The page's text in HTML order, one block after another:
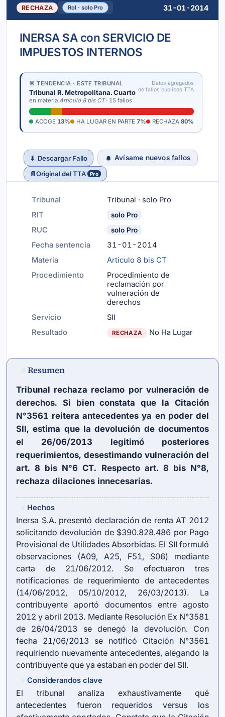
RECHAZA Rol · solo Pro 31-01-2014
INERSA SA con SERVICIO DE
IMPUESTOS INTERNOS
🎯 TENDENCIA · ESTE TRIBUNAL
Tribunal R. Metropolitana. Cuarto
en materia Artículo 8 bis CT· 15 fallos
Datos agregados
de fallos públicos TTA
ACOGE 13% HA LUGAR EN PARTE 7% RECHAZA 80%
⬇ Descargar Fallo
Avísame nuevos fallos
📄Original del TTA Pro
Tribunal
Tribunal · solo Pro
RIT
solo Pro
RUC solo Pro
Fecha sentencia
31-01-2014
Materia
Artículo 8 bis CT
Procedimiento
Procedimiento de
reclamación por
vulneración de
derechos
Servicio
SII
Resultado
RECHAZA No Ha Lugar
Resumen
Tribunal rechaza reclamo por vulneración de
derechos. Si bien constata que la Citación
N°3561 reitera antecedentes ya en poder del
SII, estima que la devolución de documentos
el 26/06/2013 legitimó posteriores
requerimientos, desestimando vulneración del
art. 8 bis N°6 CT. Respecto art. 8 bis N°8,
rechaza dilaciones innecesarias.
Hechos
Inersa S.A. presentó declaración de renta AT 2012
solicitando devolución de $390.828.486 por Pago
Provisional de Utilidades Absorbidas. El SII formuló
observaciones (A09, A25, F51, S06) mediante
carta de 21/06/2012. Se efectuaron tres
notificaciones de requerimiento de antecedentes
(14/06/2012, 05/10/2012, 26/03/2013). La
contribuyente aportó documentos entre agosto
2012 y abril 2013. Mediante Resolución Ex N°3581
de 26/04/2013 se denegó la devolución. Con
fecha 21/06/2013 se notificó Citación N°3561
requiriendo nuevamente antecedentes, alegando la
contribuyente que ya estaban en poder del SII.
Considerandos clave
El tribunal analiza exhaustivamente qué
antecedentes fueron requeridos versus los